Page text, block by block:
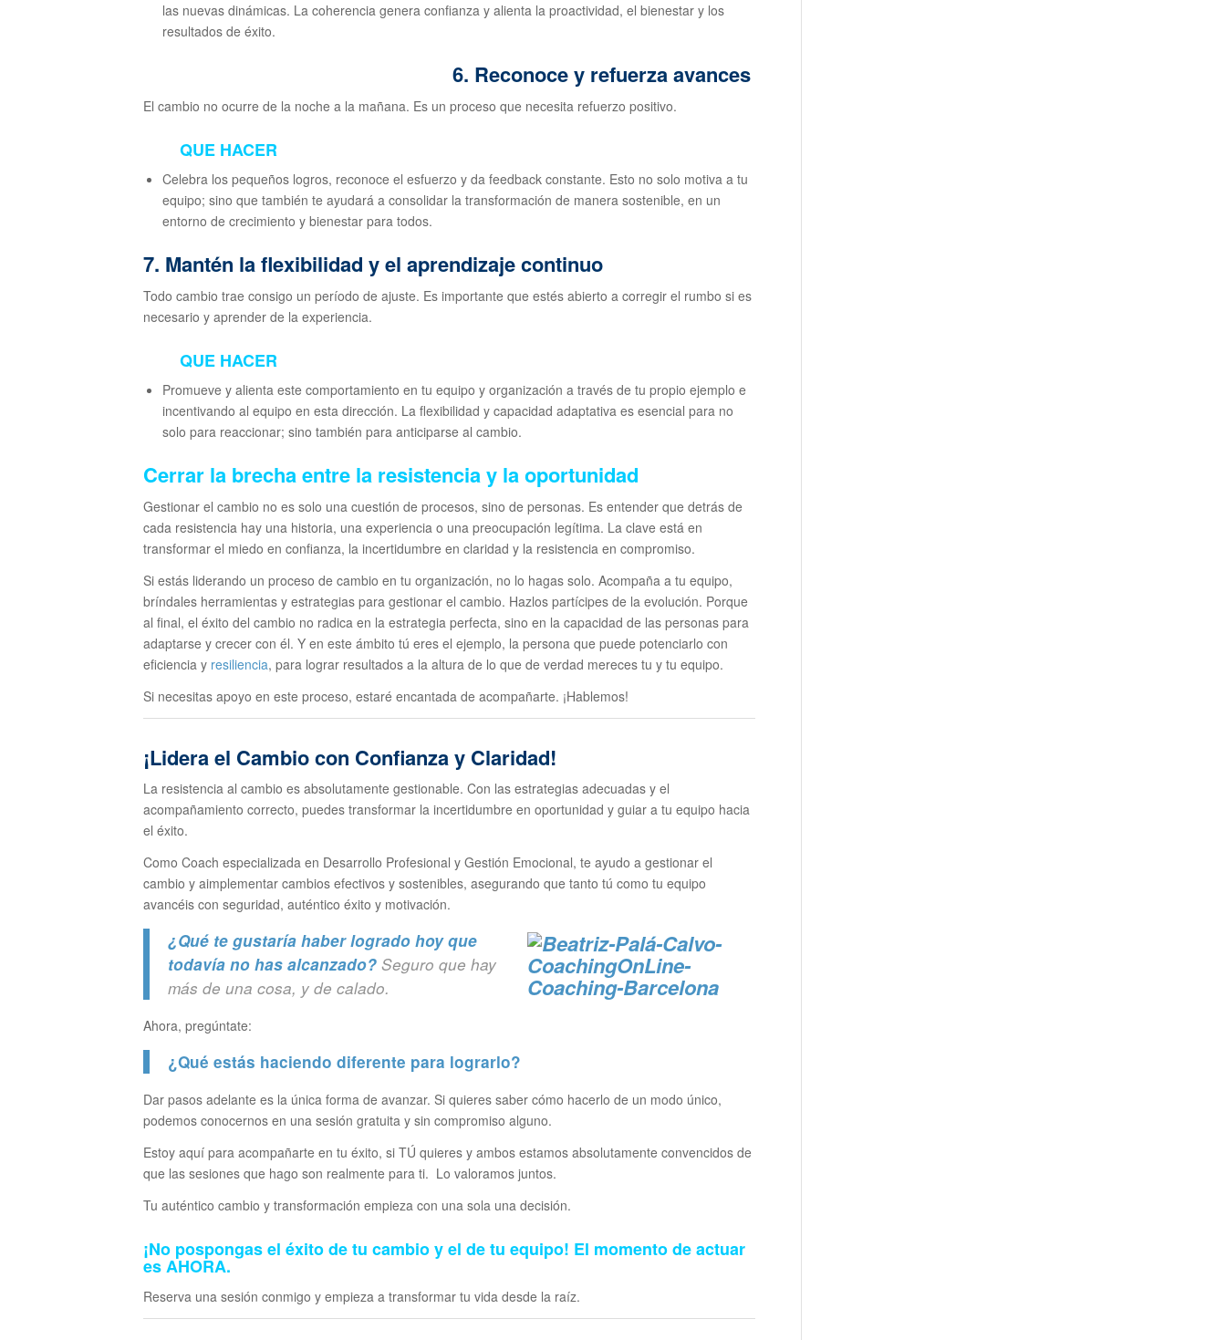
las nuevas dinámicas. La coherencia genera confianza y alienta la proactividad, el bienestar y los
resultados de éxito.
6. Reconoce y refuerza avances
El cambio no ocurre de la noche a la mañana. Es un proceso que necesita refuerzo positivo.
QUE HACER
Celebra los pequeños logros, reconoce el esfuerzo y da feedback constante. Esto no solo motiva a tu
equipo; sino que también te ayudará a consolidar la transformación de manera sostenible, en un
entorno de crecimiento y bienestar para todos.
7. Mantén la flexibilidad y el aprendizaje continuo
Todo cambio trae consigo un período de ajuste. Es importante que estés abierto a corregir el rumbo si es
necesario y aprender de la experiencia.
QUE HACER
Promueve y alienta este comportamiento en tu equipo y organización a través de tu propio ejemplo e
incentivando al equipo en esta dirección. La flexibilidad y capacidad adaptativa es esencial para no
solo para reaccionar; sino también para anticiparse al cambio.
Cerrar la brecha entre la resistencia y la oportunidad
Gestionar el cambio no es solo una cuestión de procesos, sino de personas. Es entender que detrás de
cada resistencia hay una historia, una experiencia o una preocupación legítima. La clave está en
transformar el miedo en confianza, la incertidumbre en claridad y la resistencia en compromiso.
Si estás liderando un proceso de cambio en tu organización, no lo hagas solo. Acompaña a tu equipo,
bríndales herramientas y estrategias para gestionar el cambio. Hazlos partícipes de la evolución. Porque
al final, el éxito del cambio no radica en la estrategia perfecta, sino en la capacidad de las personas para
adaptarse y crecer con él. Y en este ámbito tú eres el ejemplo, la persona que puede potenciarlo con
eficiencia y resiliencia, para lograr resultados a la altura de lo que de verdad mereces tu y tu equipo.
Si necesitas apoyo en este proceso, estaré encantada de acompañarte. ¡Hablemos!
¡Lidera el Cambio con Confianza y Claridad!
La resistencia al cambio es absolutamente gestionable. Con las estrategias adecuadas y el
acompañamiento correcto, puedes transformar la incertidumbre en oportunidad y guiar a tu equipo hacia
el éxito.
Como Coach especializada en Desarrollo Profesional y Gestión Emocional, te ayudo a gestionar el
cambio y aimplementar cambios efectivos y sostenibles, asegurando que tanto tú como tu equipo
avancéis con seguridad, auténtico éxito y motivación.
¿Qué te gustaría haber logrado hoy que
todavía no has alcanzado? Seguro que hay
más de una cosa, y de calado.
Ahora, pregúntate:
¿Qué estás haciendo diferente para lograrlo?
Dar pasos adelante es la única forma de avanzar. Si quieres saber cómo hacerlo de un modo único,
podemos conocernos en una sesión gratuita y sin compromiso alguno.
Estoy aquí para acompañarte en tu éxito, si TÚ quieres y ambos estamos absolutamente convencidos de
que las sesiones que hago son realmente para ti. Lo valoramos juntos.
Tu auténtico cambio y transformación empieza con una sola una decisión.
¡No pospongas el éxito de tu cambio y el de tu equipo! El momento de actuar
esAHORA.
Reserva una sesión conmigo y empieza a transformar tu vida desde la raíz.